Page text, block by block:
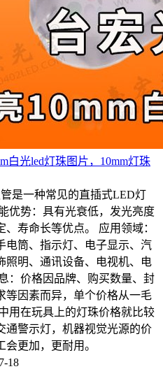
白光led灯珠图片，10mm灯珠
是一种常见的直插式LED灯
优势：具有光衰低，发光亮度
寿命长等优点。 应用领域：
电筒、指示灯、电子显示、汽
照明、通讯设备、电视机、电
：价格因品牌、购买数量、封
等因素而异，单个价格从一毛
用在玩具上的灯珠价格就比较
通警示灯，机器视觉光源的价
更加，更耐用。
18